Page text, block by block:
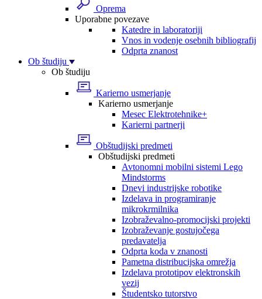
Oprema
Uporabne povezave
Katedre in laboratoriji
Vnos in vodenje osebnih bibliografij
Odprta znanost
Ob študiju
Ob študiju
Karierno usmerjanje
Karierno usmerjanje
Mesec Elektrotehnike+
Karierni partnerji
Obštudijski predmeti
Obštudijski predmeti
Avtonomni mobilni sistemi Lego
Mindstorms
Dnevi industrijske robotike
Izdelava in programiranje
mikrokrmilnika
Izobraževalno-promocijski projekti
Izobraževanje gostujočega
predavatelja
Odprta koda v znanosti
Pametna distribucijska omrežja
Izdelava prototipov elektronskih
vezij
Študentsko tutorstvo